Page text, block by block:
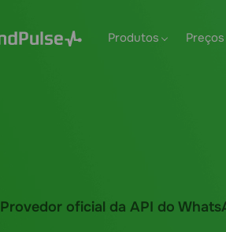
Produtos Preços
Provedor oficial da API do